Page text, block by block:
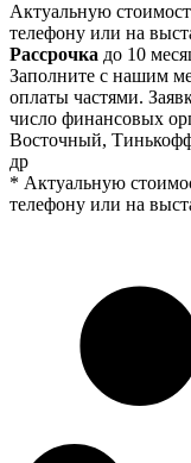
Актуальную
телефону или на
Рассрочка до 10
Заполните с нашим
оплаты частями.
число финансовых
Восточный,
др
* Актуальную
телефону или на